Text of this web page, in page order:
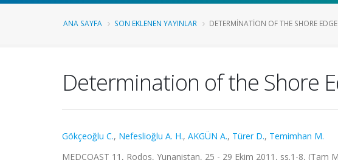
ANA SAYFA SON EKLENEN YAYINLAR DETERMINATION OF THE SHORE
Determination of the Shore
Gökçeoğlu C., Nefeslioğlu A. H., AKGÜN A., Türer D., Temimhan M.
MEDCOAST 11, Rodos, Yunanistan, 25 - 29 Ekim 2011, ss.1-8, (Tam